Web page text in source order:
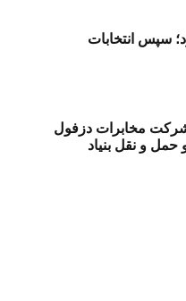
سپس انتخابات
عامل شرکت مخابرات دزفول
و نقل بنیاد